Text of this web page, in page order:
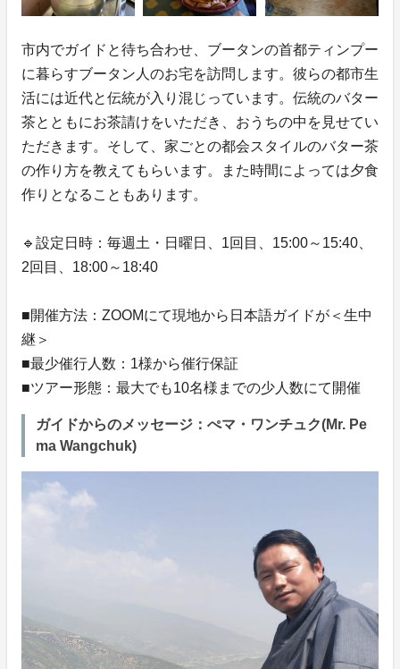
市内でガイドと待ち合わせ、ブータンの首都ティンプー
に暮らすブータン人のお宅を訪問します。彼らの都市生
活には近代と伝統が入り混じっています。伝統のバター
茶とともにお茶請けをいただき、おうちの中を見せてい
ただきます。そして、家ごとの都会スタイルのバター茶
の作り方を教えてもらいます。また時間によっては夕食
作りとなることもあります。
🔹設定日時：毎週土・日曜日、1回目、15:00～15:40、
2回目、18:00～18:40
■開催方法：ZOOMにて現地から日本語ガイドが＜生中
継＞
■最少催行人数：1様から催行保証
■ツアー形態：最大でも10名様までの少人数にて開催
ガイドからのメッセージ：ぺマ・ワンチュク(Mr. Pe
ma Wangchuk)